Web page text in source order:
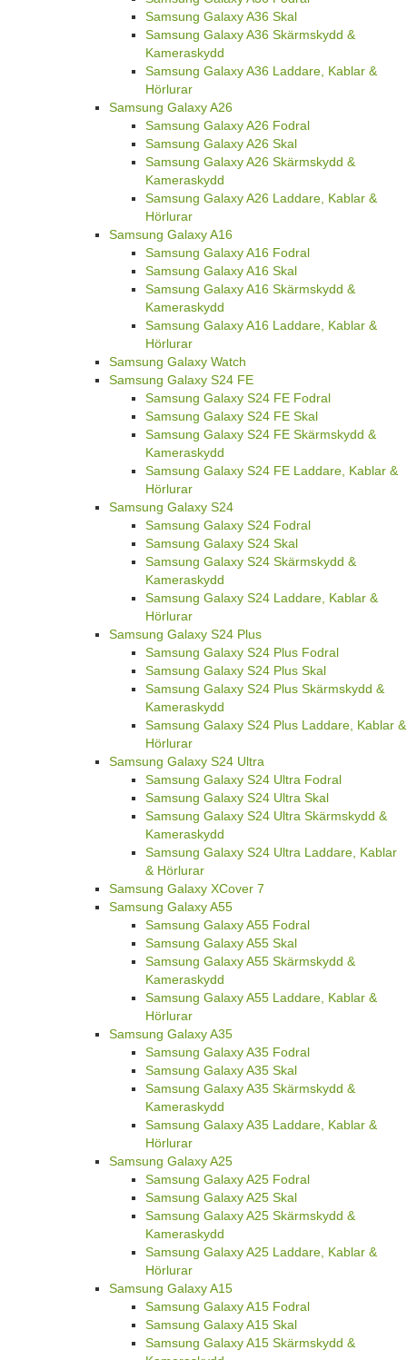
Samsung Galaxy A36 Skal
Samsung Galaxy A36 Skärmskydd &
Kameraskydd
Samsung Galaxy A36 Laddare, Kablar &
Hörlurar
Samsung Galaxy A26
Samsung Galaxy A26 Fodral
Samsung Galaxy A26 Skal
Samsung Galaxy A26 Skärmskydd &
Kameraskydd
Samsung Galaxy A26 Laddare, Kablar &
Hörlurar
Samsung Galaxy A16
Samsung Galaxy A16 Fodral
Samsung Galaxy A16 Skal
Samsung Galaxy A16 Skärmskydd &
Kameraskydd
Samsung Galaxy A16 Laddare, Kablar &
Hörlurar
Samsung Galaxy Watch
Samsung Galaxy S24 FE
Samsung Galaxy S24 FE Fodral
Samsung Galaxy S24 FE Skal
Samsung Galaxy S24 FE Skärmskydd &
Kameraskydd
Samsung Galaxy S24 FE Laddare, Kablar &
Hörlurar
Samsung Galaxy S24
Samsung Galaxy S24 Fodral
Samsung Galaxy S24 Skal
Samsung Galaxy S24 Skärmskydd &
Kameraskydd
Samsung Galaxy S24 Laddare, Kablar &
Hörlurar
Samsung Galaxy S24 Plus
Samsung Galaxy S24 Plus Fodral
Samsung Galaxy S24 Plus Skal
Samsung Galaxy S24 Plus Skärmskydd &
Kameraskydd
Samsung Galaxy S24 Plus Laddare, Kablar &
Hörlurar
Samsung Galaxy S24 Ultra
Samsung Galaxy S24 Ultra Fodral
Samsung Galaxy S24 Ultra Skal
Samsung Galaxy S24 Ultra Skärmskydd &
Kameraskydd
Samsung Galaxy S24 Ultra Laddare, Kablar
& Hörlurar
Samsung Galaxy XCover 7
Samsung Galaxy A55
Samsung Galaxy A55 Fodral
Samsung Galaxy A55 Skal
Samsung Galaxy A55 Skärmskydd &
Kameraskydd
Samsung Galaxy A55 Laddare, Kablar &
Hörlurar
Samsung Galaxy A35
Samsung Galaxy A35 Fodral
Samsung Galaxy A35 Skal
Samsung Galaxy A35 Skärmskydd &
Kameraskydd
Samsung Galaxy A35 Laddare, Kablar &
Hörlurar
Samsung Galaxy A25
Samsung Galaxy A25 Fodral
Samsung Galaxy A25 Skal
Samsung Galaxy A25 Skärmskydd &
Kameraskydd
Samsung Galaxy A25 Laddare, Kablar &
Hörlurar
Samsung Galaxy A15
Samsung Galaxy A15 Fodral
Samsung Galaxy A15 Skal
Samsung Galaxy A15 Skärmskydd &